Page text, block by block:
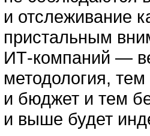
и отслеживание
пристальным
ИТ-компаний —
методология,
и бюджет и тем
и выше будет